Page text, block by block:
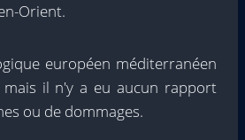
Orient.
européen méditerranéen
mais il n'y a eu aucun rapport
ou de dommages.